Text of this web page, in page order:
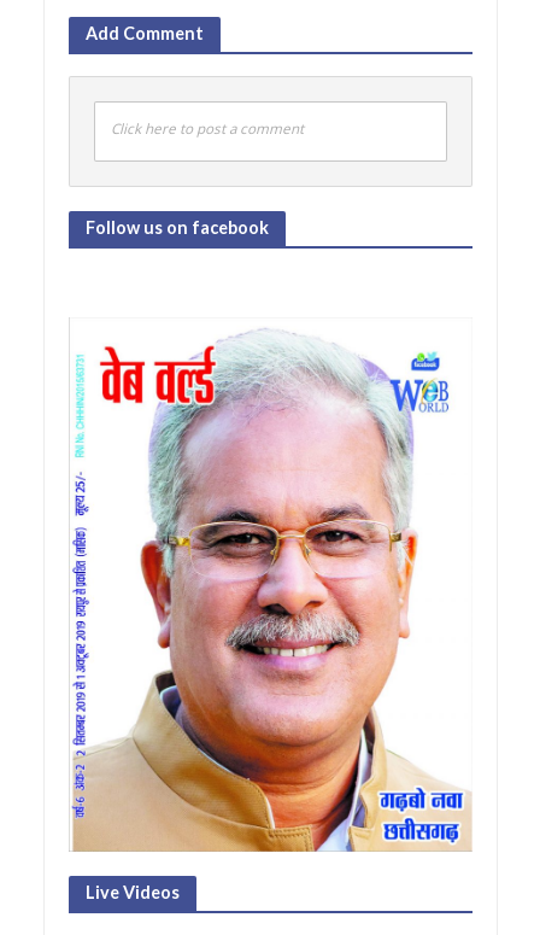
Add Comment
Click here to post a comment
Follow us on facebook
Live Videos